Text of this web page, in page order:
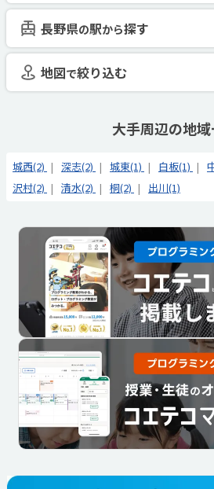
長野県の駅から探す
地図で絞り込む
大手周辺の地
城西(2) 深志(2) 城東(1) 白板(1)
沢村(2)
清水(2) 桐(2) 出川(1)